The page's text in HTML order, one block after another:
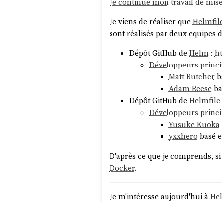
Je viens de réaliser que
sont réalisés par deux equipes
Dépôt GitHub deHelm:
Développeurs
Matt Butcher
Adam Reese
Dépôt GitHub deHelmfile
Développeurs
Yusuke Kuoka
yxxhero basé
D'après ce que je comprends,
Docker.
Je m'intéresse aujourd'hui à